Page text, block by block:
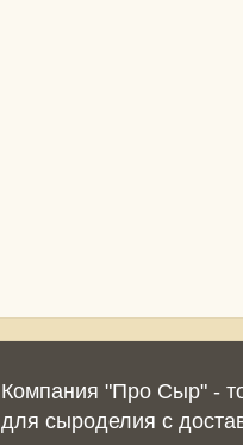
Компания "Про Сыр" -
для сыроделия с